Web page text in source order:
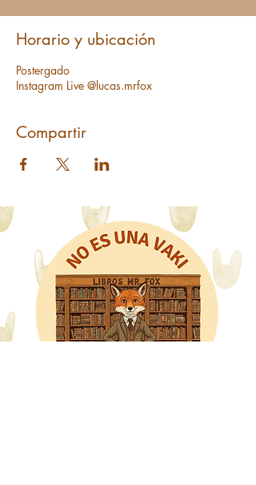
Horario y ubicación
Postergado
Instagram Live @lucas.mrfox
Compartir